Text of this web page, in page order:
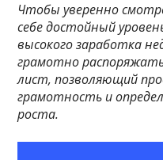
Чтобы уверенно
себе достойный
высокого заработка
грамотно
лист, позволяющий
грамотность и
роста.